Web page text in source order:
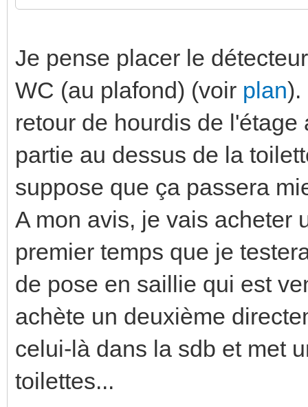
Je pense placer le
WC (au plafond) (voir plan).
retour de hourdis de
partie au dessus de la
suppose que ça passera
A mon avis, je vais acheter
premier temps que je
de pose en saillie qui est
achète un deuxième
celui-là dans la sdb et met
toilettes...